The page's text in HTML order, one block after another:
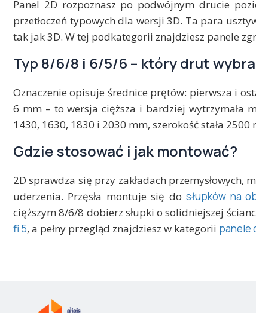
Panel 2D rozpoznasz po podwójnym drucie
przetłoczeń typowych dla wersji 3D. Ta para
tak jak 3D. W tej podkategorii znajdziesz panele
Typ 8/6/8 i 6/5/6 – który drut
Oznaczenie opisuje średnice prętów: pierwsza i
6 mm – to wersja cięższa i bardziej wytrzymała
1430, 1630, 1830 i 2030 mm, szerokość stała
Gdzie stosować i jak montować?
2D sprawdza się przy zakładach
uderzenia. Przęsła montuje się dosłupków na
cięższym 8/6/8 dobierz słupki o solidniejszej
fi 5, a pełny przegląd znajdziesz w kategorii panele